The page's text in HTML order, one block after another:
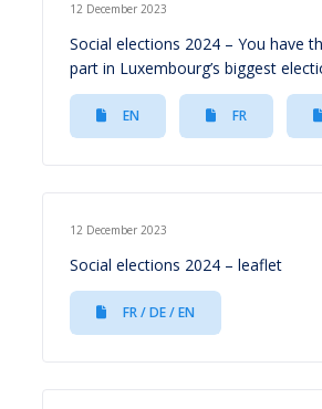
12 December 2023
Social elections 2024 – You have
part in Luxembourg’s biggest
EN FR
12 December 2023
Social elections 2024 – leaflet
FR / DE / EN